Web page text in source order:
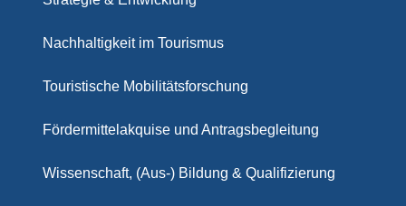
Nachhaltigkeit im Tourismus
Touristische Mobilitätsforschung
Fördermittelakquise und Antragsbegleitung
Wissenschaft, (Aus-) Bildung & Qualifizierung